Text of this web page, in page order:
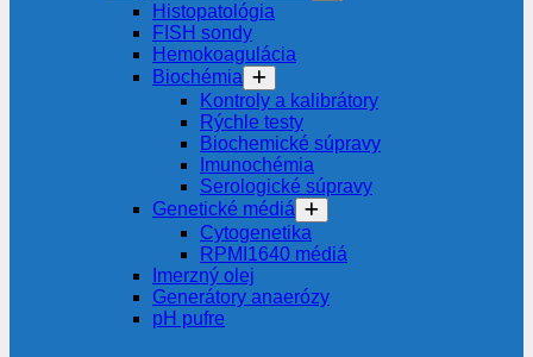
Histopatológia
FISH sondy
Hemokoagulácia
Biochémia
Kontroly a kalibrátory
Rýchle testy
Biochemické súpravy
Imunochémia
Serologické súpravy
Genetické médiá
Cytogenetika
RPMI1640 médiá
Imerzný olej
Generátory anaerózy
pH pufre